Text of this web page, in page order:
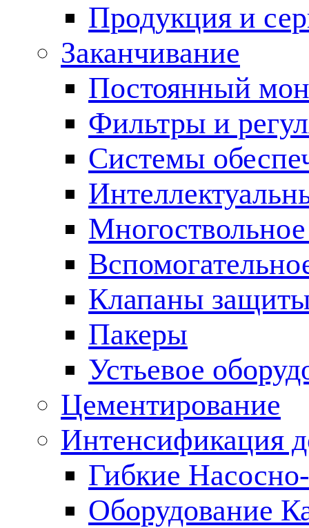
Продукция и
Заканчивание
Постоянный
Фильтры и
Cистемы
Клапаны
Пакеры
Устьевое
Цементирование
Интенсификация
Гибкие
Оборудование